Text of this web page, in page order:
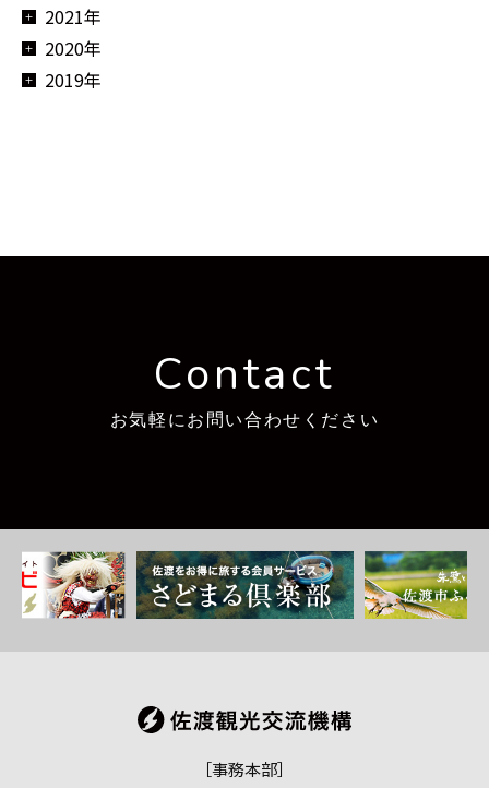
2021年
2020年
2019年
Contact
お気軽にお問い合わせください
［事務本部］